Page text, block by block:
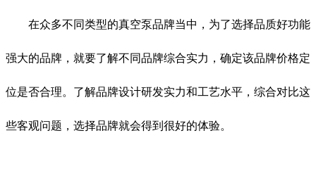
在众多不同类型的真空泵品牌当中，为了选择品质好功能
强大的品牌，就要了解不同品牌综合实力，确定该品牌价格定
位是否合理。了解品牌设计研发实力和工艺水平，综合对比这
些客观问题，选择品牌就会得到很好的体验。